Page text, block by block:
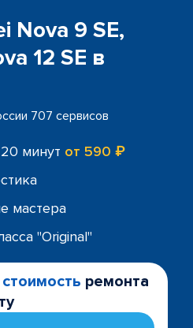
Nova 9 SE,
12 SE в
707 сервисов
минут от 590 ₽
мастера
"Original"
ремонта